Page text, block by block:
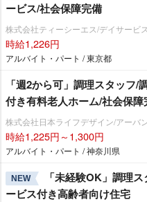
ービス/社会保障完備
株式会社ティーシーエス/デイサービ
時給1,226円
アルバイト・パート / 東京都
「週2から可」調理スタッフ
付き有料老人ホーム/社会保障
株式会社日本ライフデザイン/アーバ
時給1,225円～1,300円
アルバイト・パート / 神奈川県
NEW
「未経験OK」調理
ービス付き高齢者向け住宅